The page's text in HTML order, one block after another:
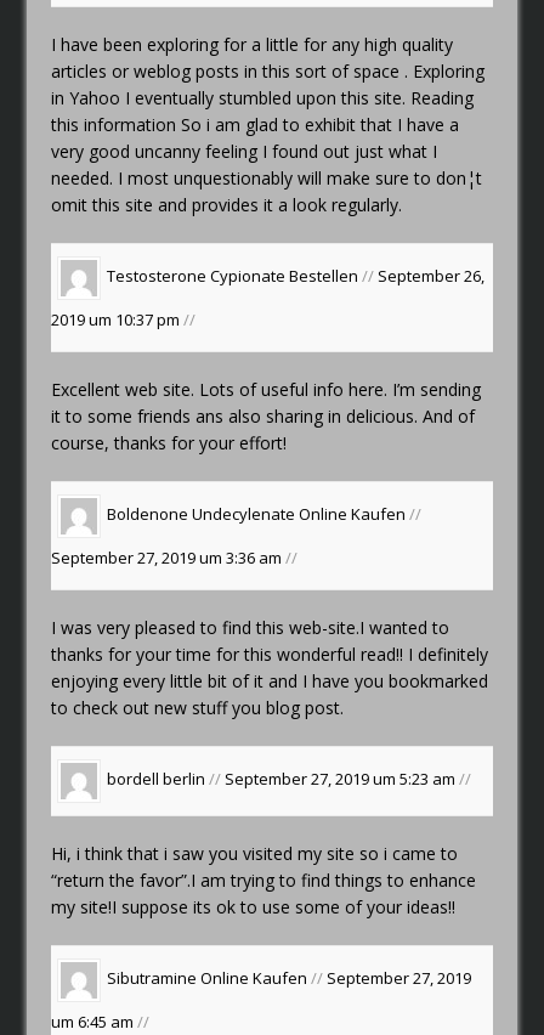
I have been exploring for a little for any high quality
articles or weblog posts in this sort of space . Exploring
in Yahoo I eventually stumbled upon this site. Reading
this information So i am glad to exhibit that I have a
very good uncanny feeling I found out just what I
needed. I most unquestionably will make sure to don¦t
omit this site and provides it a look regularly.
Testosterone Cypionate Bestellen // September 26,
2019 um 10:37 pm//
Excellent web site. Lots of useful info here. I’m sending
it to some friends ans also sharing in delicious. And of
course, thanks for your effort!
Boldenone Undecylenate Online Kaufen //
September 27, 2019 um 3:36 am//
I was very pleased to find this web-site.I wanted to
thanks for your time for this wonderful read!! I definitely
enjoying every little bit of it and I have you bookmarked
to check out new stuff you blog post.
bordell berlin // September 27, 2019 um 5:23 am//
Hi, i think that i saw you visited my site so i came to
“return the favor”.I am trying to find things to enhance
my site!I suppose its ok to use some of your ideas!!
Sibutramine Online Kaufen // September 27, 2019
um 6:45 am//